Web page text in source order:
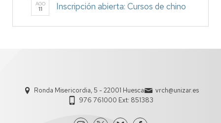
AGO
11 Inscripción abierta: Cursos de chino
Ronda Misericordia, 5 - 22001 Huesca
vrch@unizar.es
976 761000 Ext: 851383